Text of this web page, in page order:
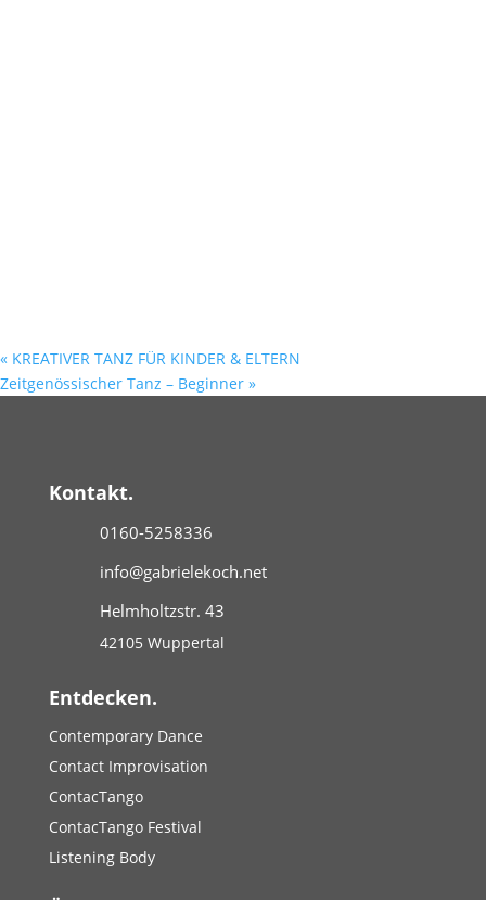
« KREATIVER TANZ FÜR KINDER & ELTERN
Zeitgenössischer Tanz – Beginner »
Kontakt.
0160-5258336
info@gabrielekoch.net
Helmholtzstr. 43
42105 Wuppertal
Entdecken.
Contemporary Dance
Contact Improvisation
ContacTango
ContacTango Festival
Listening Body